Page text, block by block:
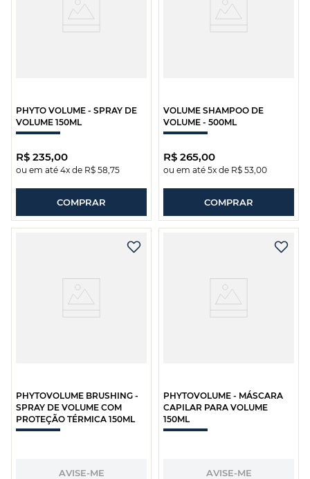
PHYTO VOLUME - SPRAY DE
VOLUME 150ML
R$ 235,00
ou em até 4x de R$ 58,75
COMPRAR
VOLUME SHAMPOO DE
VOLUME - 500ML
R$ 265,00
ou em até 5x de R$ 53,00
COMPRAR
PHYTOVOLUME BRUSHING -
SPRAY DE VOLUME COM
PROTEÇÃO TÉRMICA 150ML
AVISE-ME
PHYTOVOLUME - MÁSCARA
CAPILAR PARA VOLUME
150ML
AVISE-ME